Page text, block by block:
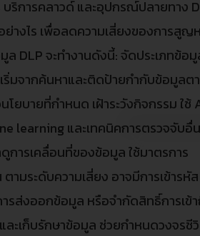
ริการคลาวด์ และอุปกรณ์ปลายทาง
ย่างไร เพื่อลดความเสี่ยงของการสูญ
ล DLP จะทำงานดังนี้: จัดประเภทข้อ
ริ่มจากค้นหาและติดป้ายกำกับข้อมูลต
โยบายที่กำหนด เฝ้าระวังกิจกรรม ใช้
learning และเทคนิคการตรวจจับอื่
ดูการเคลื่อนที่ของข้อมูล ใช้มาตรการ
ามระดับความเสี่ยง อาจมีการเข้ารหัส
รส่งออกข้อมูล หรือจำกัดสิทธิ์การเข้
ละเก็บรักษาข้อมูล ช่วยกำหนดวงจรชี